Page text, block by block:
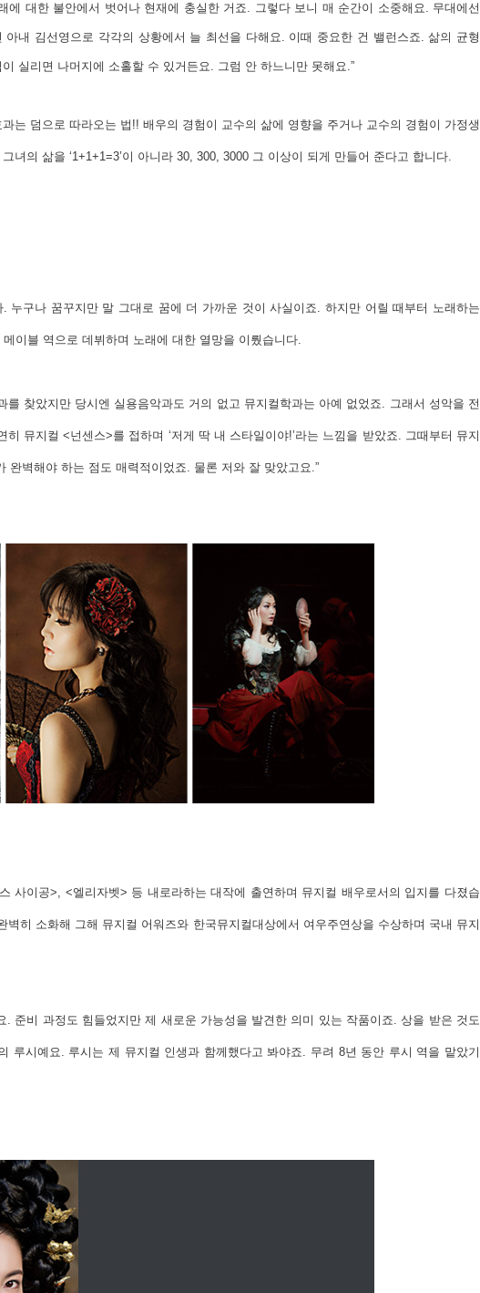
에 대한 불안에서 벗어나 현재에 충실한 거죠. 그렇다 보니 매 순간이 소중해요. 무대에선
내 김선영으로 각각의 상황에서 늘 최선을 다해요. 이때 중요한 건 밸런스죠. 삶의 균형
실리면 나머지에 소홀할 수 있거든요. 그럼 안 하느니만 못해요.”
는 덤으로 따라오는 법!! 배우의 경험이 교수의 삶에 영향을 주거나 교수의 경험이 가정생
녀의 삶을 ‘1+1+1=3’이 아니라 30, 300, 3000 그 이상이 되게 만들어 준다고 합니다.
누구나 꿈꾸지만 말 그대로 꿈에 더 가까운 것이 사실이죠. 하지만 어릴 때부터 노래하는
이블 역으로 데뷔하며 노래에 대한 열망을 이뤘습니다.
찾았지만 당시엔 실용음악과도 거의 없고 뮤지컬학과는 아예 없었죠. 그래서 성악을 전
뮤지컬 <넌센스>를 접하며 ‘저게 딱 내 스타일이야!’라는 느낌을 받았죠. 그때부터 뮤지
벽해야 하는 점도 매력적이었죠. 물론 저와 잘 맞았고요.”
사이공>, <엘리자벳> 등 내로라하는 대작에 출연하며 뮤지컬 배우로서의 입지를 다졌습
히 소화해 그해 뮤지컬 어워즈와 한국뮤지컬대상에서 여우주연상을 수상하며 국내 뮤지
준비 과정도 힘들었지만 제 새로운 가능성을 발견한 의미 있는 작품이죠. 상을 받은 것도
루시예요. 루시는 제 뮤지컬 인생과 함께했다고 봐야죠. 무려 8년 동안 루시 역을 맡았기